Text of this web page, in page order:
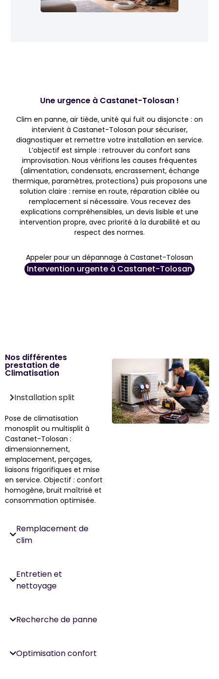
Une urgence à Castanet-Tolosan !
Clim en panne, air tiède, unité qui fuit ou disjoncte : on
intervient à Castanet-Tolosan pour sécuriser,
diagnostiquer et remettre votre installation en service.
L’objectif est simple : retrouver du confort sans
improvisation. Nous vérifions les causes fréquentes
(alimentation, condensats, encrassement, échange
thermique, paramètres, protections) puis proposons une
solution claire : remise en route, réparation ciblée ou
remplacement si nécessaire. Vous recevez des
explications compréhensibles, un devis lisible et une
intervention propre, avec priorité à la durabilité et au
respect des normes.
Appeler pour un dépannage à Castanet-Tolosan
Intervention urgente à Castanet-Tolosan
Nos différentes
prestation de
Climatisation
Installation split
Pose de climatisation
monosplit ou multisplit à
Castanet-Tolosan :
dimensionnement,
emplacement, perçages,
liaisons frigorifiques et mise
en service. Objectif : confort
homogène, bruit maîtrisé et
consommation optimisée.
Remplacement de
clim
Entretien et
nettoyage
Recherche de panne
Optimisation confort